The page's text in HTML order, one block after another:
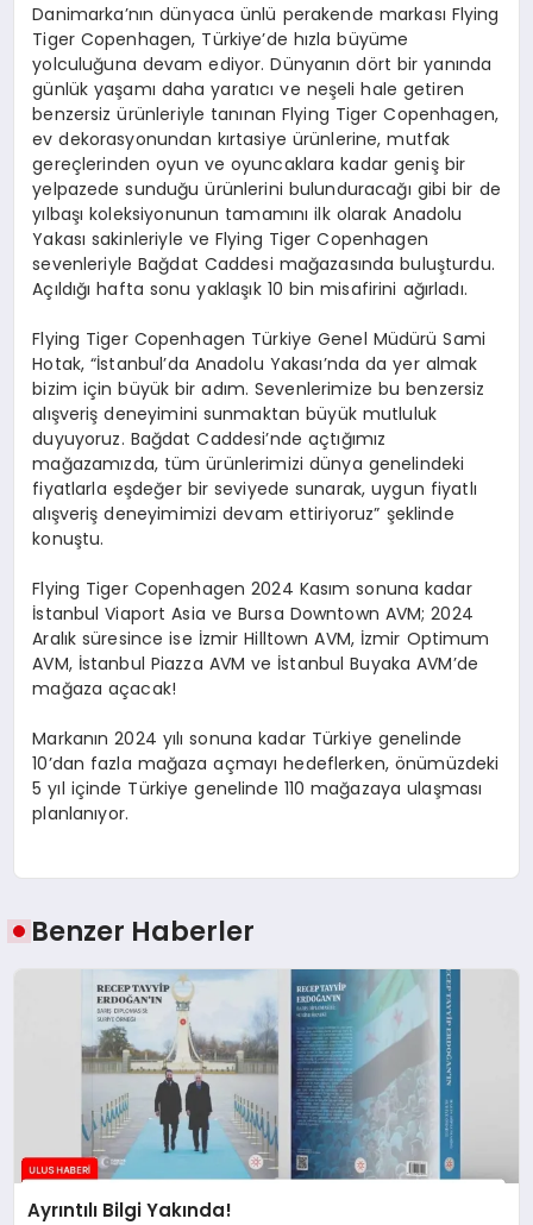
Danimarka’nın dünyaca ünlü perakende markası Flying
Tiger Copenhagen, Türkiye’de hızla büyüme
yolculuğuna devam ediyor. Dünyanın dört bir yanında
günlük yaşamı daha yaratıcı ve neşeli hale getiren
benzersiz ürünleriyle tanınan Flying Tiger Copenhagen,
ev dekorasyonundan kırtasiye ürünlerine, mutfak
gereçlerinden oyun ve oyuncaklara kadar geniş bir
yelpazede sunduğu ürünlerini bulunduracağı gibi bir de
yılbaşı koleksiyonunun tamamını ilk olarak Anadolu
Yakası sakinleriyle ve Flying Tiger Copenhagen
sevenleriyle Bağdat Caddesi mağazasında buluşturdu.
Açıldığı hafta sonu yaklaşık 10 bin misafirini ağırladı.
Flying Tiger Copenhagen Türkiye Genel Müdürü Sami
Hotak, “İstanbul’da Anadolu Yakası’nda da yer almak
bizim için büyük bir adım. Sevenlerimize bu benzersiz
alışveriş deneyimini sunmaktan büyük mutluluk
duyuyoruz. Bağdat Caddesi’nde açtığımız
mağazamızda, tüm ürünlerimizi dünya genelindeki
fiyatlarla eşdeğer bir seviyede sunarak, uygun fiyatlı
alışveriş deneyimimizi devam ettiriyoruz” şeklinde
konuştu.
Flying Tiger Copenhagen 2024 Kasım sonuna kadar
İstanbul Viaport Asia ve Bursa Downtown AVM; 2024
Aralık süresince ise İzmir Hilltown AVM, İzmir Optimum
AVM, İstanbul Piazza AVM ve İstanbul Buyaka AVM’de
mağaza açacak!
Markanın 2024 yılı sonuna kadar Türkiye genelinde
10’dan fazla mağaza açmayı hedeflerken, önümüzdeki
5 yıl içinde Türkiye genelinde 110 mağazaya ulaşması
planlanıyor.
Benzer Haberler
Ayrıntılı Bilgi Yakında!